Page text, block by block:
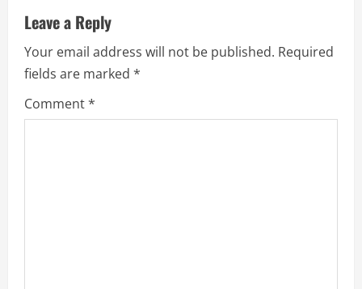
a
v
i
g
Leave a Reply
Your email address will not be published. Required
fields are marked *
Comment*